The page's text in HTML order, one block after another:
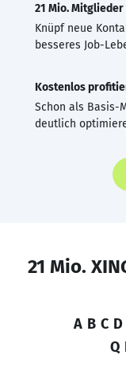
21 Mio. Mitglieder
Knüpf neue
besseres Job-
Kostenlos
Schon als Basis-
deutlich
21 Mio.
A B C D
Q